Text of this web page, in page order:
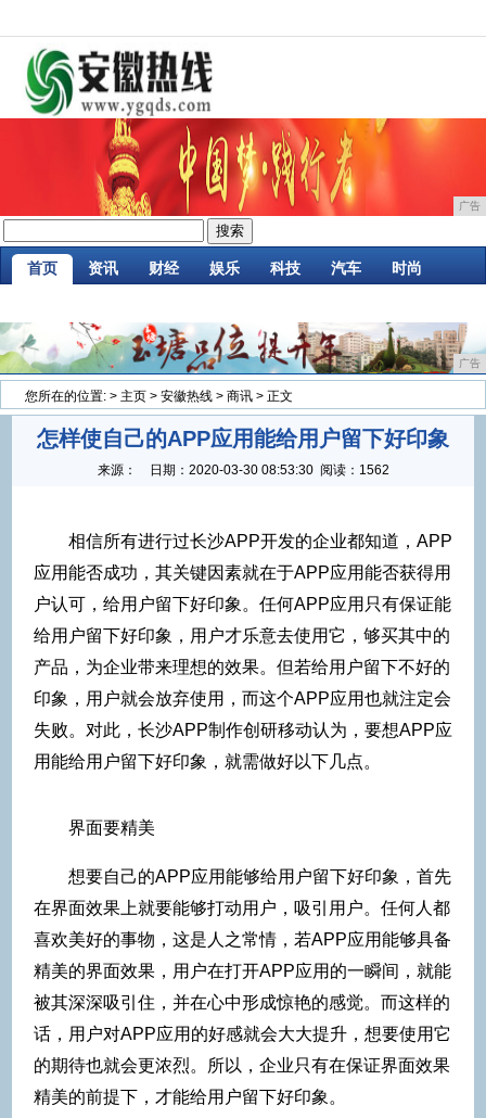
广告
首页 资讯 财经 娱乐 科技 汽车 时尚
广告
您所在的位置: > 主页 > 安徽热线 > 商讯 > 正文
怎样使自己的APP应用能给用户留下好印象
来源： 日期： 2020-03-30 08:53:30 阅读：1562
相信所有进行过长沙APP开发的企业都知道，APP
应用能否成功，其关键因素就在于APP应用能否获得用
户认可，给用户留下好印象。任何APP应用只有保证能
给用户留下好印象，用户才乐意去使用它，够买其中的
产品，为企业带来理想的效果。但若给用户留下不好的
印象，用户就会放弃使用，而这个APP应用也就注定会
失败。对此，长沙APP制作创研移动认为，要想APP应
用能给用户留下好印象，就需做好以下几点。
界面要精美
想要自己的APP应用能够给用户留下好印象，首先
在界面效果上就要能够打动用户，吸引用户。任何人都
喜欢美好的事物，这是人之常情，若APP应用能够具备
精美的界面效果，用户在打开APP应用的一瞬间，就能
被其深深吸引住，并在心中形成惊艳的感觉。而这样的
话，用户对APP应用的好感就会大大提升，想要使用它
的期待也就会更浓烈。所以，企业只有在保证界面效果
精美的前提下，才能给用户留下好印象。